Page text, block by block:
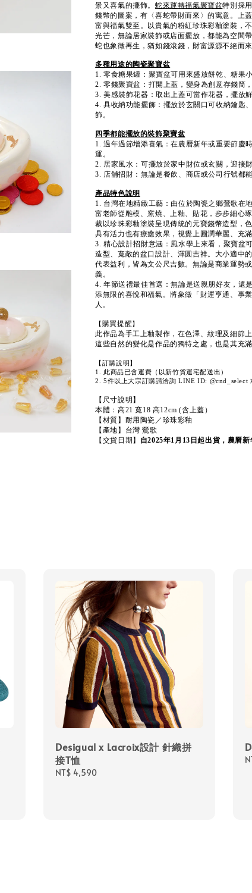
景又喜氣的擺飾。 蛇來運轉福氣聚寶盆特別採
錢幣的圖案，有〈喜蛇帶財而來〉的寓意。上
富與福氣雙至。以貴氣的粉紅珍珠彩釉塗裝，
光芒，無論居家裝飾或店面擺放，都能為空間
蛇也象徵再生，猶如錢滾錢，財富源源不絕而來
多種用途的陶瓷聚寶盆
1. 零食糖果罐：聚寶盆可用來盛放餅乾、糖果
2. 零錢聚寶盆：打開上蓋，變身為創意存錢筒
3. 美感裝飾花器：取出上蓋可當作花器，擺放
4. 具收納功能擺飾：擺放於玄關口可收納鑰匙
飾。
四季都能擺放的裝飾聚寶盆
1. 過年過節增添喜氣：在農曆新年或重要節慶
運。
2. 居家風水：可擺放於家中財位或玄關，迎接
3. 店舖招財：無論是餐飲、商店或公司行號都
產品特色說明
1. 台灣在地精緻工藝：由位於陶瓷之鄉鶯歌在
富老師從雕模、窯燒、上釉、貼花，步步細心
裁以珍珠彩釉塗裝呈現傳統的元寶錢幣造型，
具有活力也有療癒效果，視覺上圓潤華麗、充滿
3. 精心設計招財意涵：風水學上來看，聚寶盆
造型、寬敞的盆口設計、渾圓吉祥。大小適中
代表益利，皆為文公尺吉數。無論是商業運勢
義。
4. 年節送禮最佳首選：無論是送親朋好友，還
添無限的喜悅和福氣。將象徵「財運亨通、事
人。
【購買提醒】
此作品為手工上釉製作，在色澤、紋理及細節
這些自然的變化是作品的獨特之處，也是其充滿
【訂購說明】
1. 此商品已含運費（以新竹貨運宅配送出）
2. 5件以上大宗訂購請洽詢 LINE ID: @cnd_select
【尺寸說明】
本體：高21 寬18 高12cm (含上蓋）
【材質】耐用陶瓷／珍珠彩釉
【產地】台灣 鶯歌
【交貨日期】 自2025年1月13日起出貨，農曆新
Desigual x Lacroix設計 針織拼
接T恤
Regular
NT$ 4,590